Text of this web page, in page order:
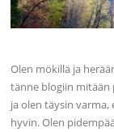
Olen mökillä ja
tänne blogiin mitään
ja olen täysin
hyvin. Olen